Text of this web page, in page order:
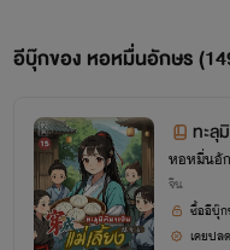
อีบุ๊กของ หอหมื่นอักษร
ทะลุ
อบค
หอหมื่นอั
จีน
ซื้ออีบุ๊
เคยป